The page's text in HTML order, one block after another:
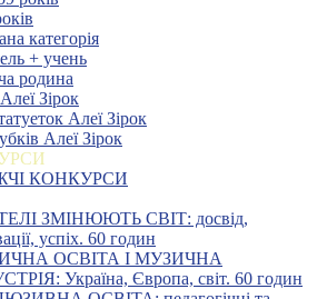
категорія
+ учень
родина
Зірок
Алеї Зірок
Алеї Зірок
КОНКУРСИ
ЗМІНЮЮТЬ СВІТ: досвід,
успіх. 60 годин
ОСВІТА І МУЗИЧНА
Україна, Європа, світ. 60 годин